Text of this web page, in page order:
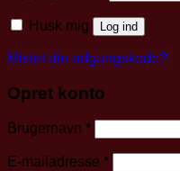
Husk mig Log ind
Mistet din adgangskode?
Opret konto
Brugernavn *Påkrævet
E-mailadresse *Påkrævet